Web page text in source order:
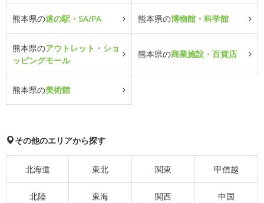
熊本県の道の駅・SA/PA 熊本県の博物館・科学館
熊本県のアウトレット・ショ
ッピングモール
熊本県の商業施設・百貨店
熊本県の美術館
その他のエリアから探す
北海道 東北 関東 甲信越
北陸 東海 関西 中国